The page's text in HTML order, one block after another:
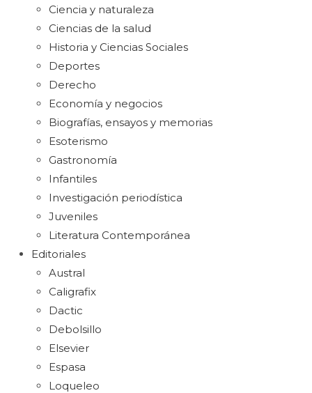
Ciencia y naturaleza
Ciencias de la salud
Historia y Ciencias Sociales
Deportes
Derecho
Economía y negocios
Biografías, ensayos y memorias
Esoterismo
Gastronomía
Infantiles
Investigación periodística
Juveniles
Literatura Contemporánea
Editoriales
Austral
Caligrafix
Dactic
Debolsillo
Elsevier
Espasa
Loqueleo